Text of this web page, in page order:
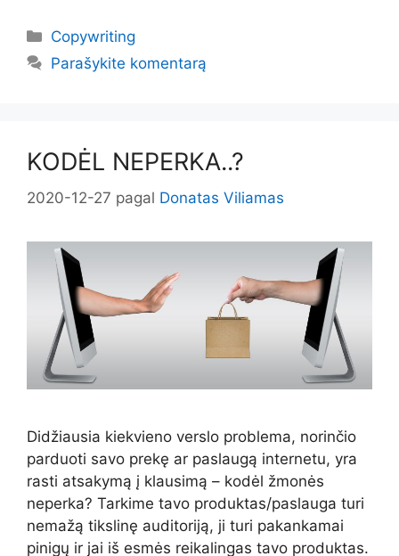
Kategorijos
Copywriting
Parašykite komentarą
KODĖL NEPERKA..?
2020-12-27 pagal Donatas Viliamas
Didžiausia kiekvieno verslo problema, norinčio
parduoti savo prekę ar paslaugą internetu, yra
rasti atsakymą į klausimą – kodėl žmonės
neperka? Tarkime tavo produktas/paslauga turi
nemažą tikslinę auditoriją, ji turi pakankamai
pinigų ir jai iš esmės reikalingas tavo produktas.